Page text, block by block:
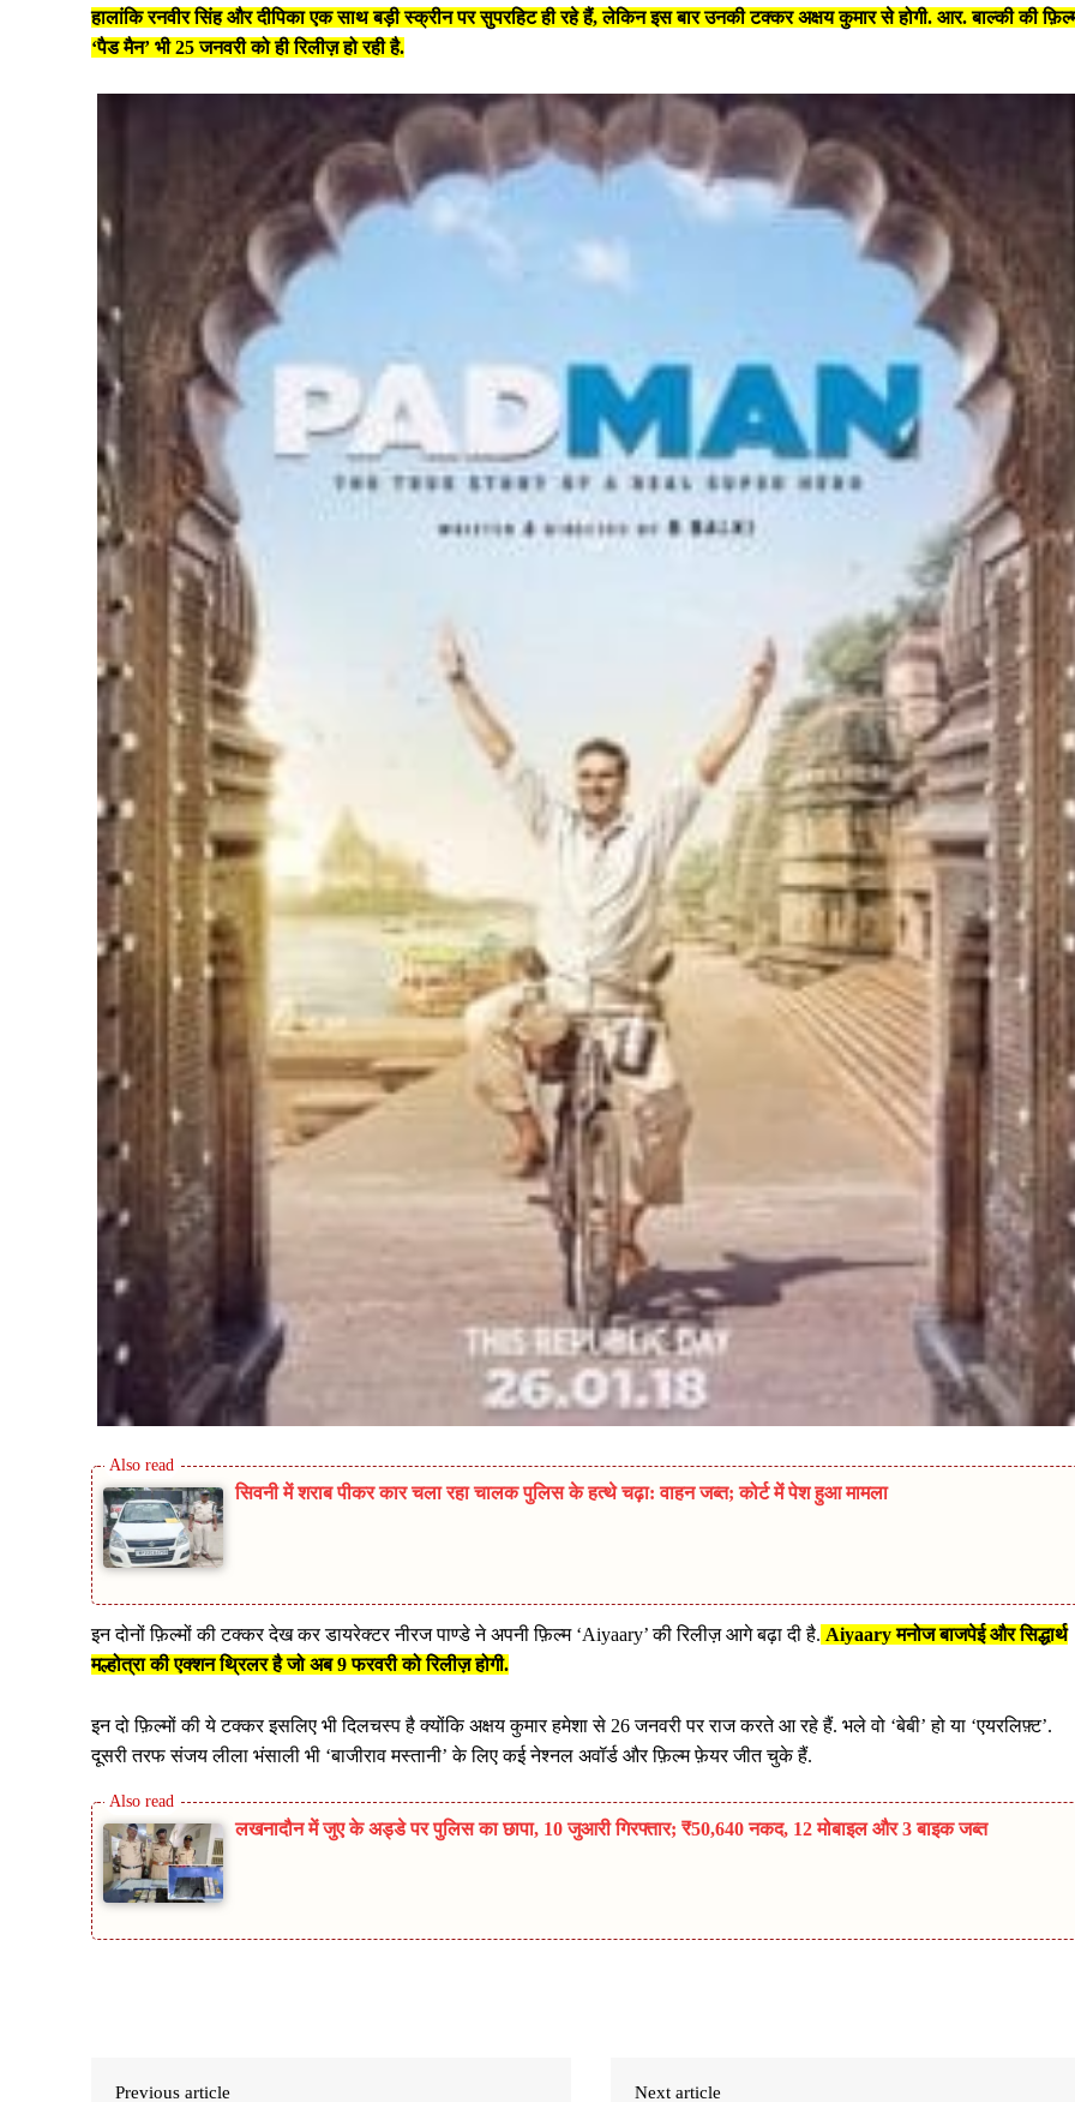
हालांकि रनवीर सिंह और दीपिका एक साथ बड़ी ​स्क्रीन पर सुपरहिट ही रहे हैं, लेकिन इस बार उनकी टक्कर अक्षय कुमार से होगी. आर. बाल्की की
‘पैड मैन’ भी 25 जनवरी को ही रिलीज़ हो रही है.
सिवनी में शराब पीकर कार चला रहा चालक पुलिस के हत्थे चढ़ा: वाहन जब्त; कोर्ट में पेश हुआ मामला
इन दोनों फ़िल्मों की टक्कर देख कर डायरेक्टर नीरज पाण्डे ने अपनी फ़िल्म ‘Aiyaary’ की रिलीज़ आगे बढ़ा दी है. Aiyaary मनोज बाजपेई और सिद्धार्थ
मल्होत्रा की एक्शन थ्रिलर है जो अब 9 फरवरी को रिलीज़ होगी.
इन दो फ़िल्मों की ये टक्कर इसलिए भी दिलचस्प है क्योंकि अक्षय कुमार हमेशा से 26 जनवरी पर राज करते आ रहे हैं. भले वो ‘बेबी’ हो या ‘एयरलिफ़्ट’.
दूसरी तरफ संजय लीला भंसाली भी ‘बाजीराव मस्तानी’ के लिए कई नेश्नल अवॉर्ड और फ़िल्म फ़ेयर जीत चुके हैं.
लखनादौन में जुए के अड्डे पर पुलिस का छापा, 10 जुआरी गिरफ्तार; ₹50,640 नकद, 12 मोबाइल और 3 बाइक जब्त
Previous article Next article